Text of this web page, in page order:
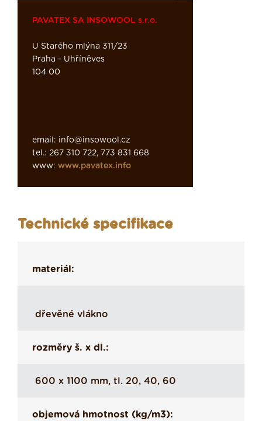
PAVATEX SA INSOWOOL s.r.o.
U Starého mlýna 311/23
Praha - Uhříněves
104 00
email: info@insowool.cz
tel.: 267 310 722, 773 831 668
www: www.pavatex.info
Technické specifikace
materiál:
dřevěné vlákno
rozměry š. x dl.:
600 x 1100 mm, tl. 20, 40, 60
objemová hmotnost (kg/m3):